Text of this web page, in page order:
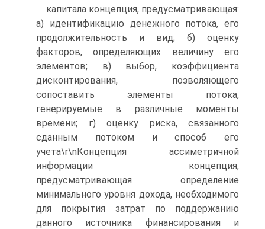
капитала концепция, предусматривающая:
а) идентификацию денежного потока, его
продолжительность и вид; б) оценку
факторов, определяющих величину его
элементов; в) выбор, коэффициента
дисконтирования, позволяющего
сопоставить элементы потока,
генерируемые в различные моменты
времени; г) оценку риска, связанного
сданным потоком и способ его
учета\r\nКонцепция ассиметричной
информации концепция,
предусматривающая определение
минимального уровня дохода, необходимого
для покрытия затрат по поддержанию
данного источника финансирования и